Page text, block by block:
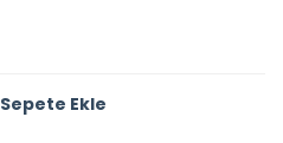
Sepete Ekle